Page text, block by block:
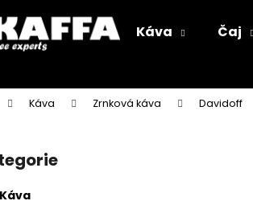
Káva Čaj
Káva Zrnková káva Davidoff
Káva